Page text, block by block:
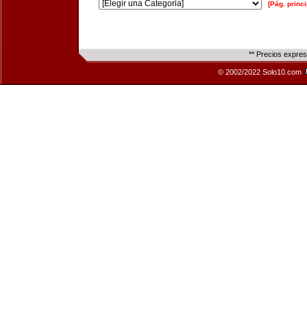
[Pág.
** Precios
© 2002/2022 Solo10.com